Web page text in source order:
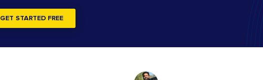
GET STARTED FREE